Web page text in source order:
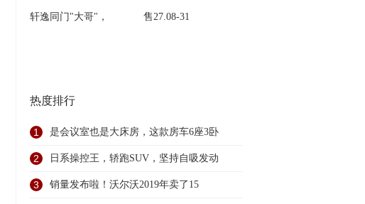
轩逸同门"大哥"， 售27.08-31
热度排行
1 是会议室也是大床房，这款房车6座3卧
2 日系操控王，轿跑SUV，坚持自吸发动
3 销量发布啦！沃尔沃2019年卖了15